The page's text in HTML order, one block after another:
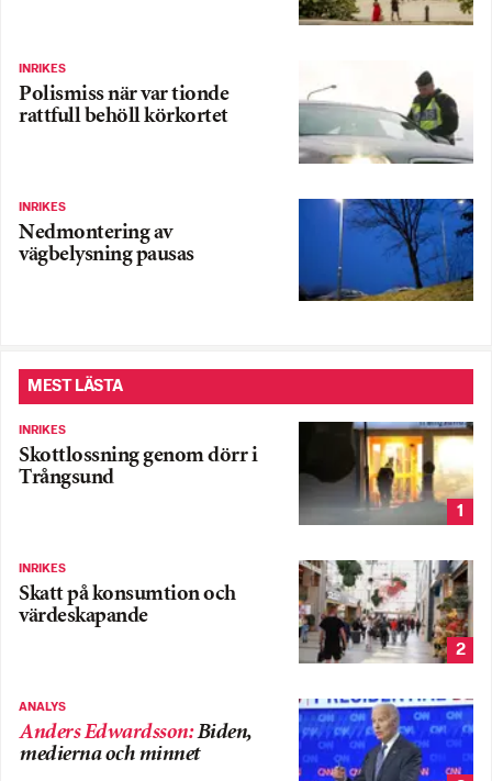
INRIKES
Polismiss när var tionde
rattfull behöll körkortet
INRIKES
Nedmontering av
vägbelysning pausas
MEST LÄSTA
INRIKES
Skottlossning genom dörr i
Trångsund
1
INRIKES
Skatt på konsumtion och
värdeskapande
2
ANALYS
Anders Edwardsson:Biden,
medierna och minnet